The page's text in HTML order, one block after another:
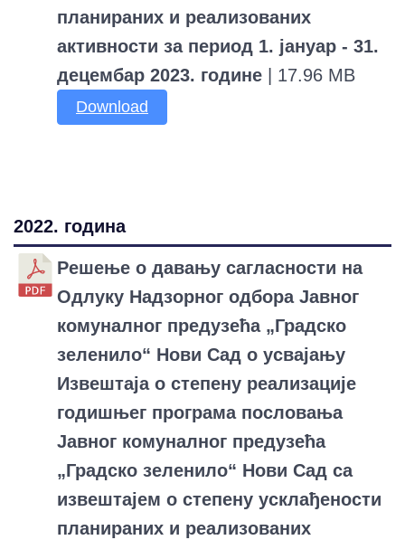
планираних и реализованих
активности за период 1. јануар - 31.
децембар 2023. године | 17.96 MB
Download
2022. година
Решење о давању сагласности на
Одлуку Надзорног одбора Јавног
комуналног предузећа „Градско
зеленило“ Нови Сад о усвајању
Извештаја о степену реализације
годишњег програма пословања
Јавног комуналног предузећа
„Градско зеленило“ Нови Сад са
извештајем о степену усклађености
планираних и реализованих